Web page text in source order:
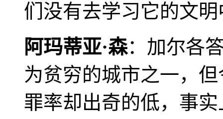
们没有去学习它的文
阿玛蒂亚·森：加尔各
为贫穷的城市之一，
罪率却出奇的低，事